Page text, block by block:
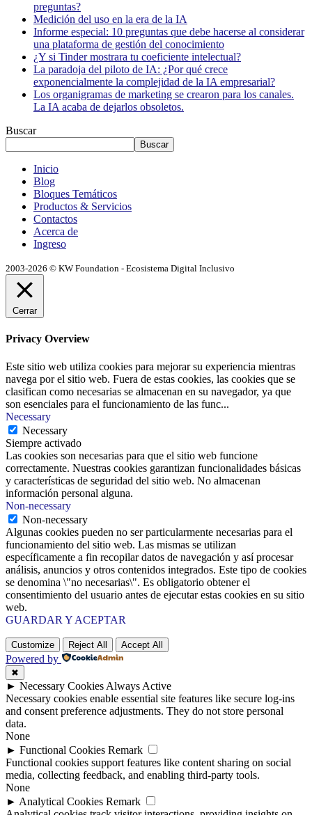
preguntas?
Medición del uso en la era de la IA
Informe especial: 10 preguntas que debe hacerse al considerar
una plataforma de gestión del conocimiento
¿Y si Tinder mostrara tu coeficiente intelectual?
La paradoja del piloto de IA: ¿Por qué crece
exponencialmente la complejidad de la IA empresarial?
Los organigramas de marketing se crearon para los canales.
La IA acaba de dejarlos obsoletos.
Buscar
Buscar
Inicio
Blog
Bloques Temáticos
Productos & Servicios
Contactos
Acerca de
Ingreso
2003-2026 © KW Foundation - Ecosistema Digital Inclusivo
Cerrar
Privacy Overview
Este sitio web utiliza cookies para mejorar su experiencia mientras
navega por el sitio web. Fuera de estas cookies, las cookies que se
clasifican como necesarias se almacenan en su navegador, ya que
son esenciales para el funcionamiento de las func...
Necessary
Necessary
Siempre activado
Las cookies son necesarias para que el sitio web funcione
correctamente. Nuestras cookies garantizan funcionalidades básicas
y características de seguridad del sitio web. No almacenan
información personal alguna.
Non-necessary
Non-necessary
Algunas cookies pueden no ser particularmente necesarias para el
funcionamiento del sitio web. Las mismas se utilizan
específicamente a fin recopilar datos de navegación y así procesar
análisis, anuncios y otros contenidos integrados. Este tipo de cookies
se denomina \"no necesarias\". Es obligatorio obtener el
consentimiento del usuario antes de ejecutar estas cookies en su sitio
web.
GUARDAR Y ACEPTAR
Customize Reject All Accept All
Powered by
✖
► Necessary Cookies Always Active
Necessary cookies enable essential site features like secure log-ins
and consent preference adjustments. They do not store personal
data.
None
► Functional Cookies Remark
Functional cookies support features like content sharing on social
media, collecting feedback, and enabling third-party tools.
None
► Analytical Cookies Remark